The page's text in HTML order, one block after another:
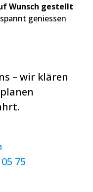
Wunsch gestellt
geniessen
– wir klären
75